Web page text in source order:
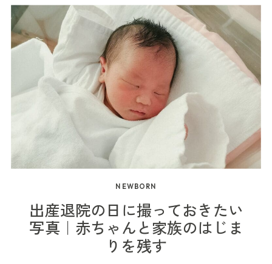
出産退院の日に撮っておきたい
写真｜赤ちゃんと家族のはじま
りを残す
NEWBORN